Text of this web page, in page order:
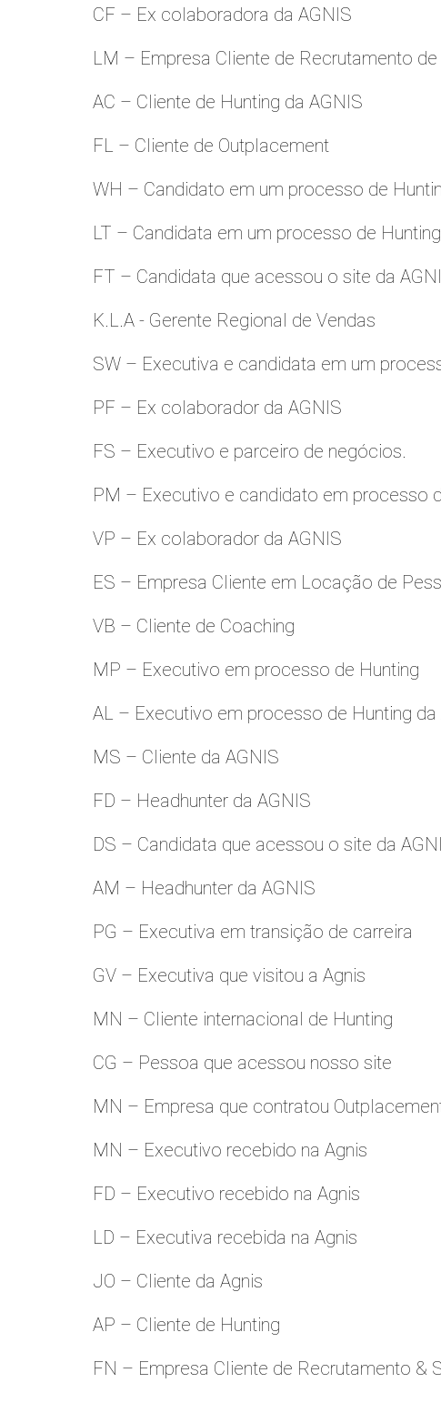
CF – Ex colaboradora da AGNIS
LM – Empresa Cliente de Recrutamento
AC – Cliente de Hunting da AGNIS
FL – Cliente de Outplacement
WH – Candidato em um processo de
LT – Candidata em um processo de
FT – Candidata que acessou o site da
K.L.A - Gerente Regional de Vendas
SW – Executiva e candidata em um
PF – Ex colaborador da AGNIS
FS – Executivo e parceiro de negócios.
PM – Executivo e candidato em processo
VP – Ex colaborador da AGNIS
ES – Empresa Cliente em Locação de
VB – Cliente de Coaching
MP – Executivo em processo de Hunting
AL – Executivo em processo de Hunting da
MS – Cliente da AGNIS
FD – Headhunter da AGNIS
DS – Candidata que acessou o site da
AM – Headhunter da AGNIS
PG – Executiva em transição de carreira
GV – Executiva que visitou a Agnis
MN – Cliente internacional de Hunting
CG – Pessoa que acessou nosso site
MN – Empresa que contratou
MN – Executivo recebido na Agnis
FD – Executivo recebido na Agnis
LD – Executiva recebida na Agnis
JO – Cliente da Agnis
AP – Cliente de Hunting
FN – Empresa Cliente de Recrutamento &